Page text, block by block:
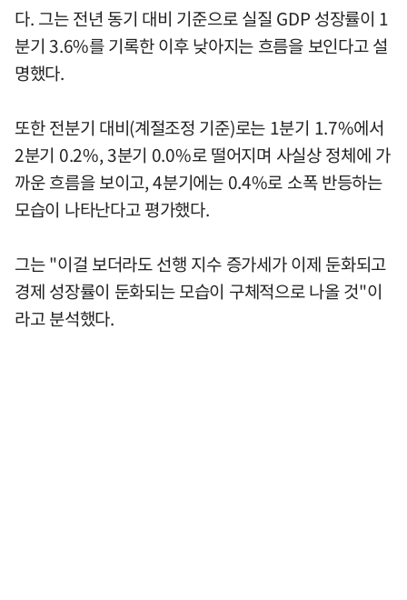
다. 그는 전년 동기 대비 기준으로 실질 GDP 성장률이 1
분기 3.6%를 기록한 이후 낮아지는 흐름을 보인다고 설
명했다.
또한 전분기 대비(계절조정 기준)로는 1분기 1.7%에서
2분기 0.2%, 3분기 0.0%로 떨어지며 사실상 정체에 가
까운 흐름을 보이고, 4분기에는 0.4%로 소폭 반등하는
모습이 나타난다고 평가했다.
그는 "이걸 보더라도 선행 지수 증가세가 이제 둔화되고
경제 성장률이 둔화되는 모습이 구체적으로 나올 것"이
라고 분석했다.